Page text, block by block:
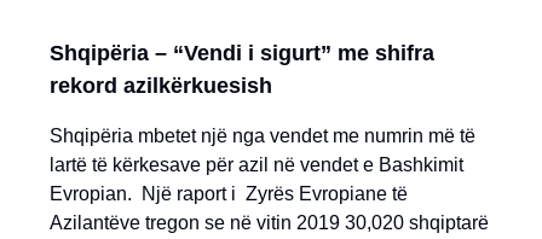
Shqipëria – “Vendi i sigurt” me shifra
rekord azilkërkuesish
Shqipëria mbetet një nga vendet me numrin më të
lartë të kërkesave për azil në vendet e Bashkimit
Evropian. Një raport i Zyrës Evropiane të
Azilantëve tregon se në vitin 2019 30,020 shqiptarë